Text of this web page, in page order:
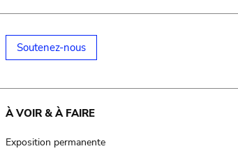
Soutenez-nous
À VOIR & À FAIRE
Exposition permanente